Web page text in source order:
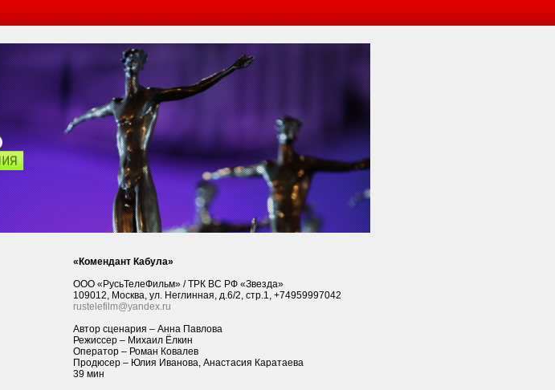
«Комендант Кабула»
ООО «РусьТелеФильм» / ТРК ВС РФ «Звезда»
109012, Москва, ул. Неглинная, д.6/2, стр.1, +74959997042
rustelefilm@yandex.ru
Автор сценария – Анна Павлова
Режиссер – Михаил Ёлкин
Оператор – Роман Ковалев
Продюсер – Юлия Иванова, Анастасия Каратаева
39 мин